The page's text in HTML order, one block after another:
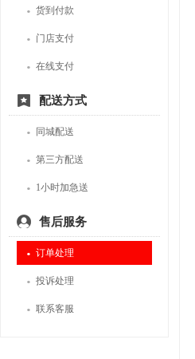
· 货到付款
· 门店支付
· 在线支付
配送方式
· 同城配送
· 第三方配送
· 1小时加急送
售后服务
· 订单处理
· 投诉处理
· 联系客服